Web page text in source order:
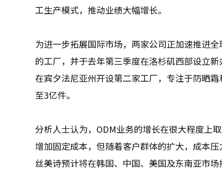
工生产模式，推动业绩大幅增长。
为进一步拓展国际市场，两家公司正加速推进
的工厂，并于去年第三季度在洛杉矶西部设立
在宾夕法尼亚州开设第二家工厂，专注于防晒
至3亿件。
分析人士认为，ODM业务的增长在很大程度上
增加固定成本，但随着客户群体的扩大，成本
丝美诗预计将在韩国、中国、美国及东南亚市